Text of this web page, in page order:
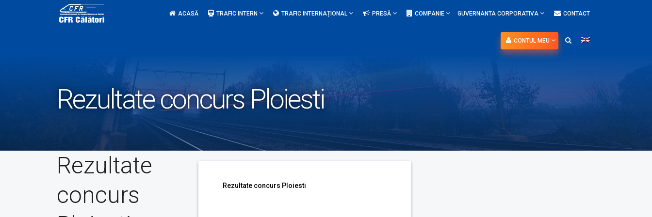
ACASĂ TRAFIC INTERN TRAFIC INTERNAȚIONAL PRESĂ COMPANIE GUVERNANTA CORPORATIVA CONTACT
CONTUL MEU
Rezultate concurs Ploiesti
Rezultate
concurs
Rezultate concurs Ploiesti